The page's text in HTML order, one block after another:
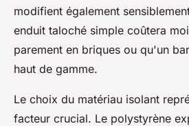
modifient également
enduit taloché simple coûtera
parement en briques ou qu'un
haut de gamme.
Le choix du matériau isolant
facteur crucial. Le polystyrène